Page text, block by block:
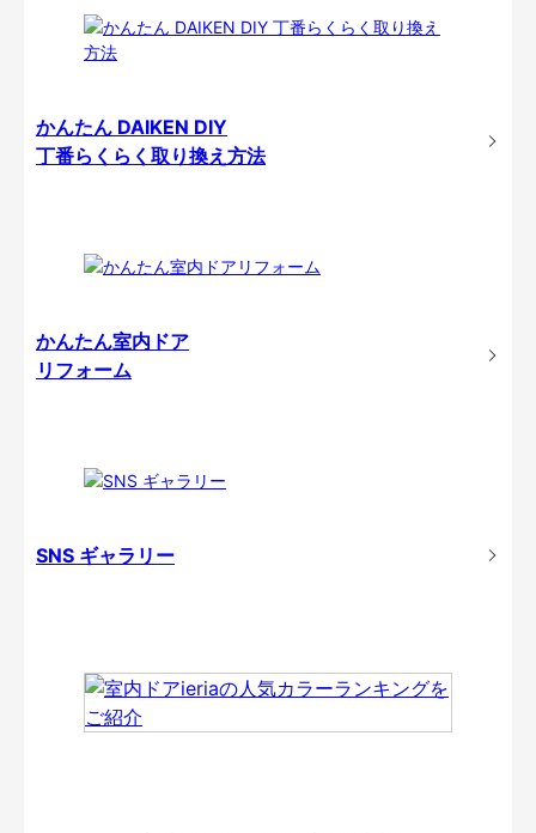
かんたん DAIKEN DIY
丁番らくらく取り換え方法
かんたん室内ドア
リフォーム
SNS ギャラリー